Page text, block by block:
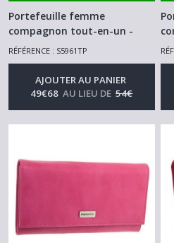
Portefeuille femme
compagnon tout-en-un -
porte chéquier - stylo –
-Eléphant d’or taupe
Portefeuille - Porte Monnaie -
RÉFÉRENCE : S5961TP
AJOUTER AU PANIER
49€68 AU LIEU DE 54€
-